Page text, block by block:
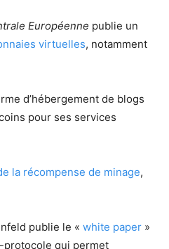
Européenne publie un
virtuelles, notamment
d’hébergement de blogs
pour ses services
la récompense de minage,
publie le « white paper »
protocole qui permet